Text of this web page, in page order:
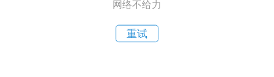
网络不给力
重试